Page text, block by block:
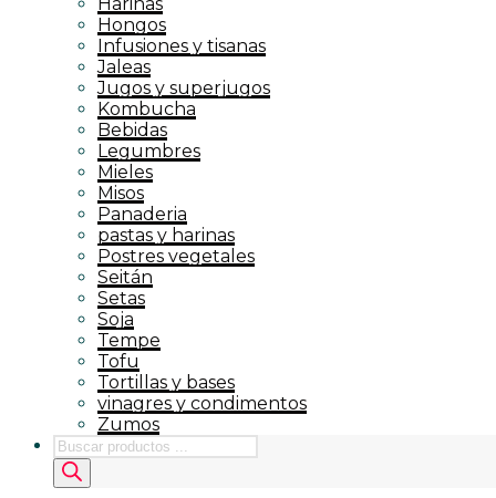
Hongos
Infusiones y tisanas
Jaleas
Jugos y superjugos
Kombucha
Bebidas
Legumbres
Mieles
Misos
Panaderia
pastas y harinas
Postres vegetales
Seitán
Setas
Soja
Tempe
Tofu
Tortillas y bases
vinagres y condimentos
Zumos
Búsqueda
de
productos